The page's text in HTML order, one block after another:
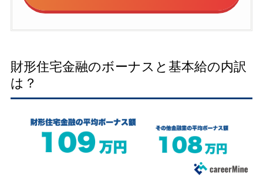
財形住宅金融のボーナスと基本給の内訳
は？